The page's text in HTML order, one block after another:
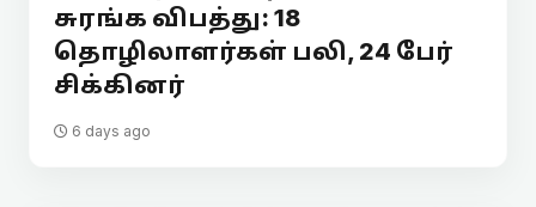
சுரங்க விபத்து: 18
தொழிலாளர்கள் பலி, 24 பேர்
சிக்கினர்
6 days ago